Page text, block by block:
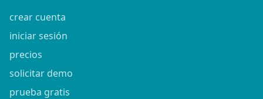
crear cuenta
iniciar sesión
precios
solicitar demo
prueba gratis